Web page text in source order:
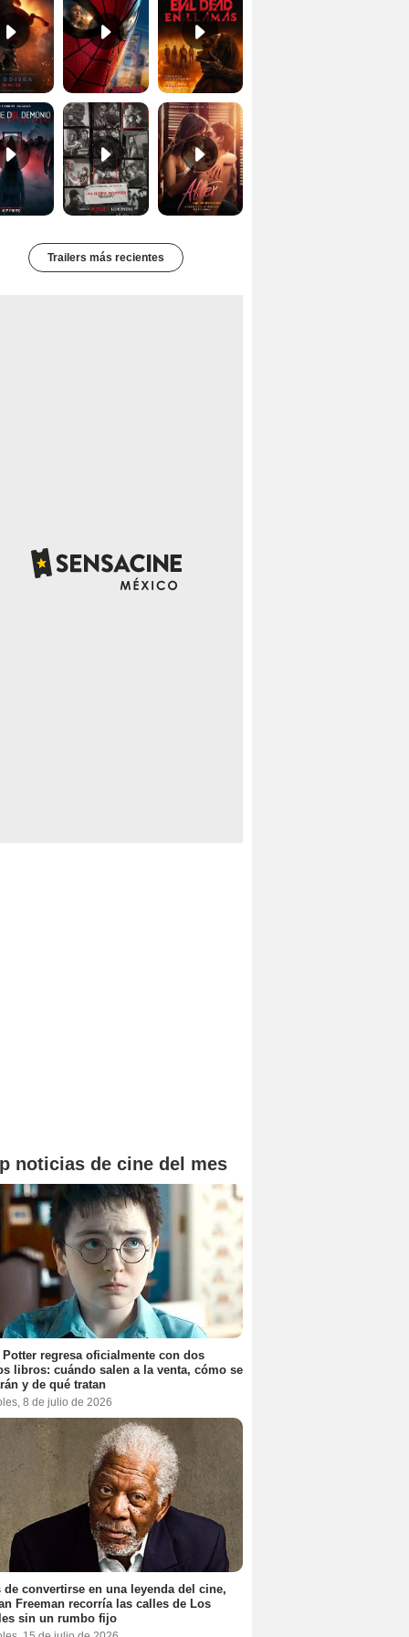
Primer Tráiler Oficial Subtitulado de 'Una última aventura: Detrás de cámaras de Stranger Things 5' Tráiler de 'After: Aquí empieza todo'
Trailers más recientes
noticias de cine del mes
Potter regresa oficialmente con dos
libros: cuándo salen a la venta, cómo se
y de qué tratan
8 de julio de 2026
de convertirse en una leyenda del cine,
Freeman recorría las calles de Los
sin un rumbo fijo